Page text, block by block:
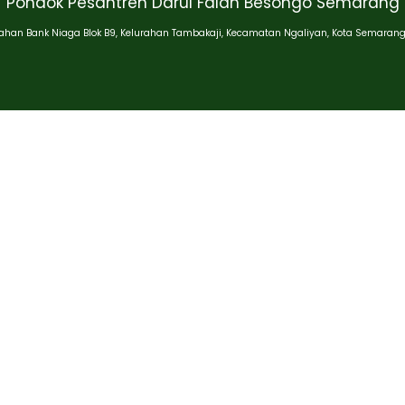
Bank Niaga Blok B9, Kelurahan Tambakaji, Kecamatan Ngaliyan, Kota